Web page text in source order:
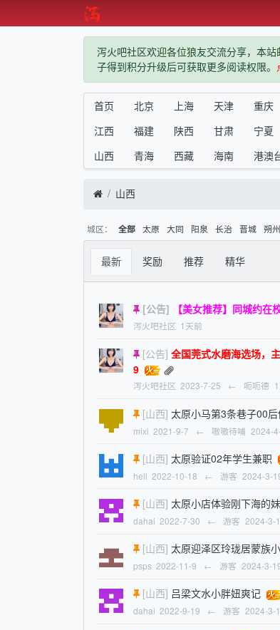
泻火吧社区欢迎各位狼友交流分享，本
子得到积分升级后可获取更多阅读权限。
首页 北京 上海 天津 重庆
江西
福建 陕西 甘肃 宁夏
山西
青海 西藏 海南 港澳
山西
城区： 全部 太原 大同 阳泉 长治 晋城 朔州
最新 奖励 推荐 精华
[公告] 【美女推荐】同城约
泻火吧社区 1天前
[公告] 全国莞式水磨海选场，
9
泻火吧社区 2023-7-25 ← 呃呃德
[山西] 太原小马第3条巷子00
mixi 2021-9-7 ← 嗷嗷待哺 2024-
[山西] 太原验证02年学生兼职
heli 2022-10-18 ← 游客 2024-3-
[山西] 太原小店体验刚下海的
dahai 2022-7-30 ← 游客 2024-3-
[山西] 太原迎泽区玲珑居蒙族
psps 2022-11-9 ← 游客 2024-3-
[山西] 吕梁文水小胖妞爽记
dahai 2022-9-19 ← 游客 2024-3-